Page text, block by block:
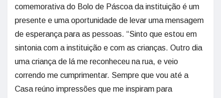
comemorativa do Bolo de Páscoa da instituição é um
presente e uma oportunidade de levar uma mensagem
de esperança para as pessoas. “Sinto que estou em
sintonia com a instituição e com as crianças. Outro dia
uma criança de lá me reconheceu na rua, e veio
correndo me cumprimentar. Sempre que vou até a
Casa reúno impressões que me inspiram para